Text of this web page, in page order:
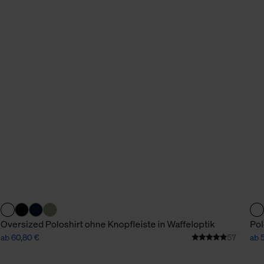
Oversized Poloshirt ohne Knopfleiste in Waffeloptik
ab 60,80 € 57 ab